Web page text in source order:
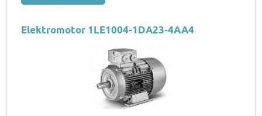
Elektromotor 1LE1004-1DA23-4AA4